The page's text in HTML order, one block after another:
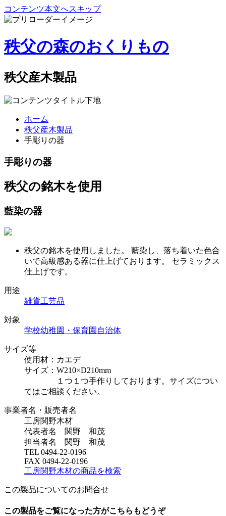
コンテンツ本文へスキップ
秩父の森のおくりもの
秩父産木製品
ホーム
秩父産木製品
手彫りの器
手彫りの器
秩父の銘木を使用
藍染の器
秩父の銘木を使用しました。 藍染し、落ち着いた色合
いで高級感ある器に仕上げております。 セラミックス
仕上げです。
用途
雑貨工芸品
対象
学校幼稚園・保育園 自治体
サイズ等
使用材：カエデ
サイズ：W210×D210mm
１つ１つ手作りしております。サイズについ
てはご相談ください。
事業者名・販売者名
工房関野木材
代表者名 関野 和茂
担当者名 関野 和茂
TEL 0494-22-0196
FAX 0494-22-0196
工房関野木材の商品を検索
この製品についてのお問合せ
この製品をご覧になった方がこちらもどうぞ